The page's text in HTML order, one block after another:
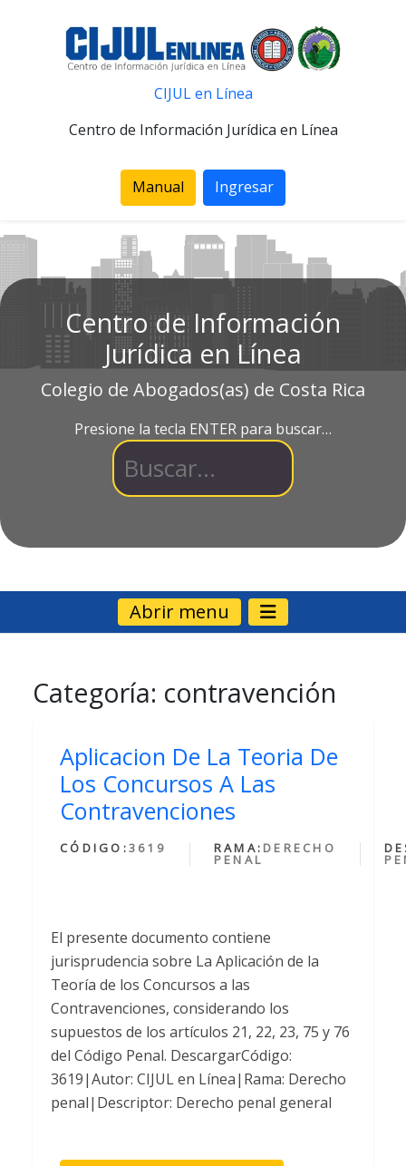
CIJUL en Línea
Centro de Información Jurídica en Línea
Manual Ingresar
Centro de Información
Jurídica en Línea
Colegio de Abogados(as) de Costa Rica
Presione la tecla ENTER para buscar…
Abrir menu
Categoría: contravención
Aplicacion De La Teoria De
Los Concursos A Las
Contravenciones
CÓDIGO:3619 RAMA: DERECHO
PENAL
El presente documento contiene
jurisprudencia sobre La Aplicación de la
Teoría de los Concursos a las
Contravenciones, considerando los
supuestos de los artículos 21, 22, 23, 75 y 76
del Código Penal. DescargarCódigo:
3619|Autor: CIJUL en Línea|Rama: Derecho
penal|Descriptor: Derecho penal general